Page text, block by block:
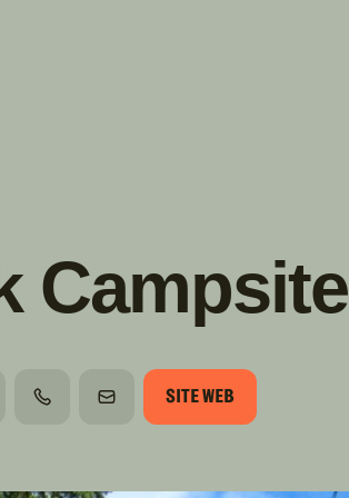
Campsite
TÉLÉPHONECOURRIELSITE WEB